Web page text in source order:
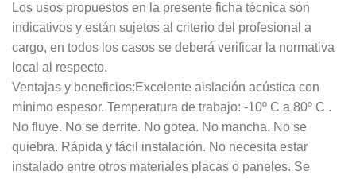
Los usos propuestos en la presente ficha técnica son
indicativos y están sujetos al criterio del profesional a
cargo, en todos los casos se deberá verificar la normativa
local al respecto.
Ventajas y beneficios:Excelente aislación acústica con
mínimo espesor. Temperatura de trabajo: -10º C a 80º C .
No fluye. No se derrite. No gotea. No mancha. No se
quiebra. Rápida y fácil instalación. No necesita estar
instalado entre otros materiales placas o paneles. Se